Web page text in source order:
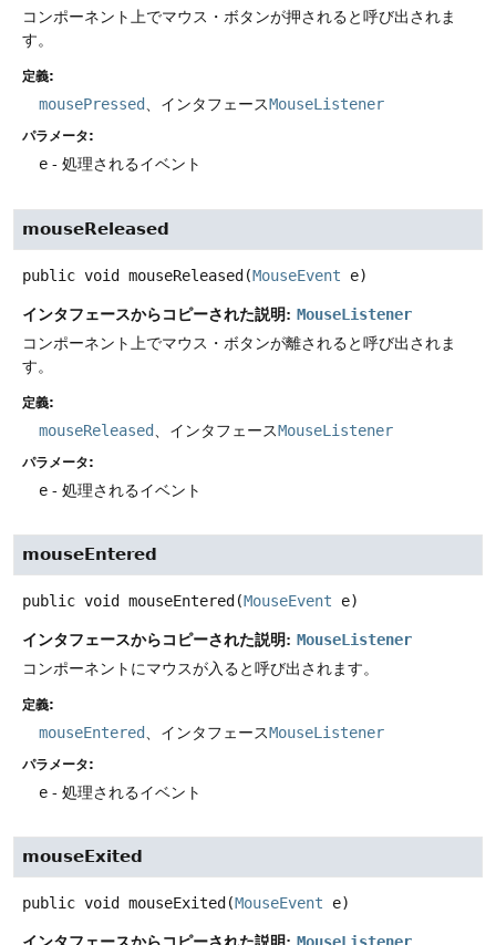
コンポーネント上でマウス・ボタンが押されると呼び出されま
す。
定義:
mousePressed、インタフェースMouseListener
パラメータ:
e - 処理されるイベント
mouseReleased
public void mouseReleased(MouseEvent e)
インタフェースからコピーされた説明: MouseListener
コンポーネント上でマウス・ボタンが離されると呼び出されま
す。
定義:
mouseReleased 、インタフェースMouseListener
パラメータ:
e - 処理されるイベント
mouseEntered
public void mouseEntered (MouseEvent e)
インタフェースからコピーされた説明: MouseListener
コンポーネントにマウスが入ると呼び出されます。
定義:
mouseEntered 、インタフェースMouseListener
パラメータ:
e - 処理されるイベント
mouseExited
public void mouseExited (MouseEvent e)